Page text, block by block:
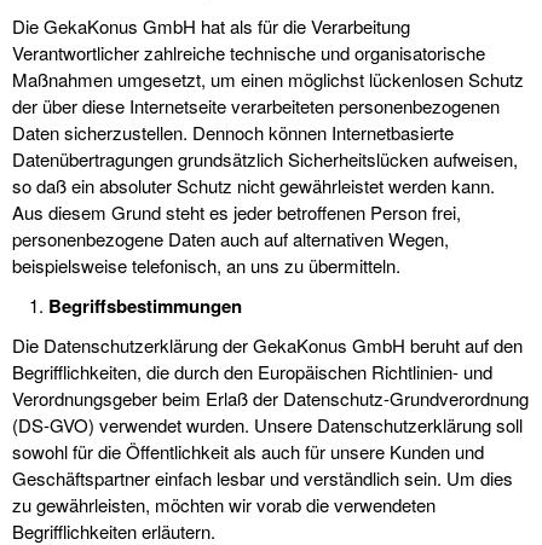
Die GekaKonus GmbH hat als für die Verarbeitung
Verantwortlicher zahlreiche technische und organisatorische
Maßnahmen umgesetzt, um einen möglichst lückenlosen Schutz
der über diese Internetseite verarbeiteten personenbezogenen
Daten sicherzustellen. Dennoch können Internetbasierte
Datenübertragungen grundsätzlich Sicherheitslücken aufweisen,
so daß ein absoluter Schutz nicht gewährleistet werden kann.
Aus diesem Grund steht es jeder betroffenen Person frei,
personenbezogene Daten auch auf alternativen Wegen,
beispielsweise telefonisch, an uns zu übermitteln.
Begriffsbestimmungen
Die Datenschutzerklärung der GekaKonus GmbH beruht auf den
Begrifflichkeiten, die durch den Europäischen Richtlinien- und
Verordnungsgeber beim Erlaß der Datenschutz-Grundverordnung
(DS-GVO) verwendet wurden. Unsere Datenschutzerklärung soll
sowohl für die Öffentlichkeit als auch für unsere Kunden und
Geschäftspartner einfach lesbar und verständlich sein. Um dies
zu gewährleisten, möchten wir vorab die verwendeten
Begrifflichkeiten erläutern.